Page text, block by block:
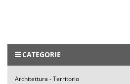
CATEGORIE
Architettura - Territorio